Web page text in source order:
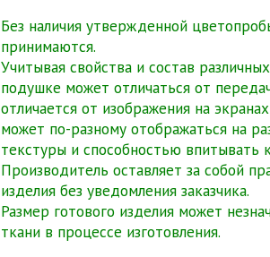
Без наличия утвержденной
принимаются.
Учитывая свойства и состав
подушке может отличаться от
отличается от изображения на
может по-разному отображаться на
текстуры и способностью впитывать
Производитель оставляет за собой
изделия без уведомления заказчика.
Размер готового изделия может
ткани в процессе изготовления.